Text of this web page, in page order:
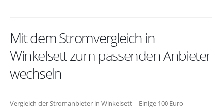
Mit dem Stromvergleich in
Winkelsett zum passenden Anbieter
wechseln
Vergleich der Stromanbieter in Winkelsett – Einige 100 Euro